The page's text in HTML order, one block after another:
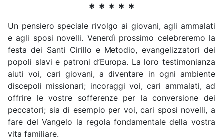
* * * * *
Un pensiero speciale rivolgo ai giovani, agli ammalati
e agli sposi novelli. Venerdì prossimo celebreremo la
festa dei Santi Cirillo e Metodio, evangelizzatori dei
popoli slavi e patroni d’Europa. La loro testimonianza
aiuti voi, cari giovani, a diventare in ogni ambiente
discepoli missionari; incoraggi voi, cari ammalati, ad
offrire le vostre sofferenze per la conversione dei
peccatori; sia di esempio per voi, cari sposi novelli, a
fare del Vangelo la regola fondamentale della vostra
vita familiare.